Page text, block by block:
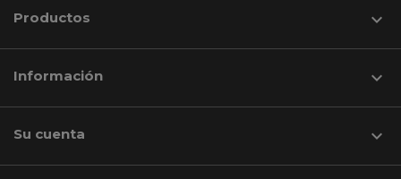
Productos 
Información 
Su cuenta 